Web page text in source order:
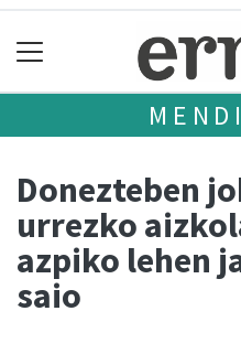
Donezteben
urrezko
azpiko lehen
saio